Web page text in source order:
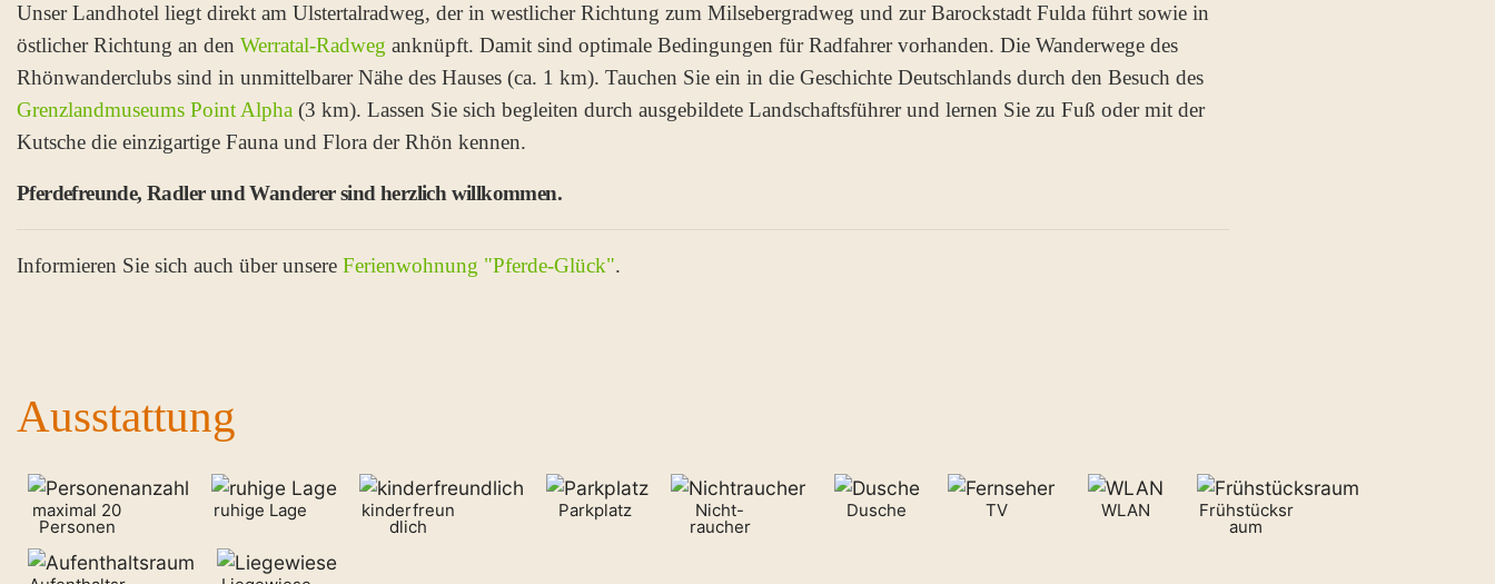
Unser Landhotel liegt direkt am Ulstertalradweg, der in westlicher Richtung zum Milsebergradweg und zur Barockstadt Fulda führt sowie in
östlicher Richtung an den Werratal-Radweg anknüpft. Damit sind optimale Bedingungen für Radfahrer vorhanden. Die Wanderwege des
Rhönwanderclubs sind in unmittelbarer Nähe des Hauses (ca. 1 km). Tauchen Sie ein in die Geschichte Deutschlands durch den Besuch des
Grenzlandmuseums Point Alpha (3 km). Lassen Sie sich begleiten durch ausgebildete Landschaftsführer und lernen Sie zu Fuß oder mit der
Kutsche die einzigartige Fauna und Flora der Rhön kennen.
Pferdefreunde, Radler und Wanderer sind herzlich willkommen.
Informieren Sie sich auch über unsere Ferienwohnung "Pferde-Glück".
Ausstattung
maximal 20
Personen
ruhige Lage kinderfreun
dlich
Parkplatz Nicht-
raucher
Dusche TV WLAN Frühstücksr
aum